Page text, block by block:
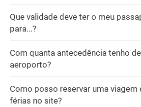
Que validade deve ter o meu
para...?
Com quanta antecedência tenho
aeroporto?
Como posso reservar uma viagem
férias no site?